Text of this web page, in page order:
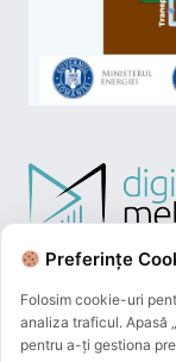
Preferințe
Folosim cookie-uri
analiza traficul. Apasă
pentru a-ți gestiona